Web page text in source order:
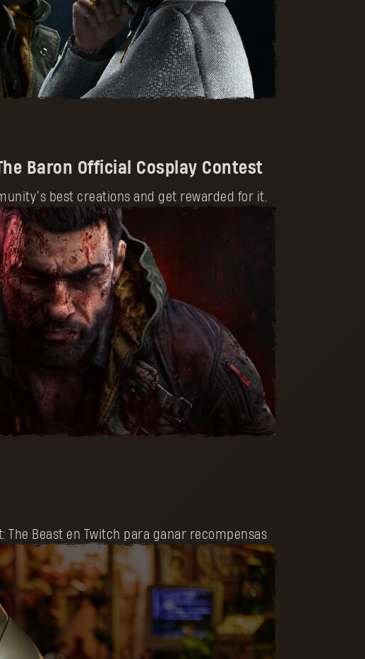
Baron Official Cosplay Contest
best creations and get rewarded for it.
The Beast en Twitch para ganar recompensas